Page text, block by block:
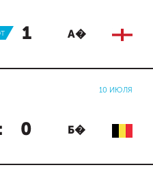
1 А�
10 ИЮЛЯ
0 Б�